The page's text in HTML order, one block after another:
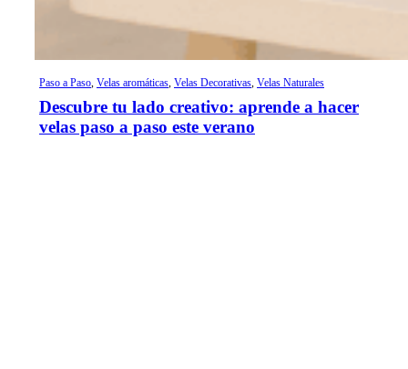
Paso a Paso Velas aromáticas Velas Decorativas Velas Naturales
Descubre tu lado creativo: aprende a hacer
velas paso a paso este verano